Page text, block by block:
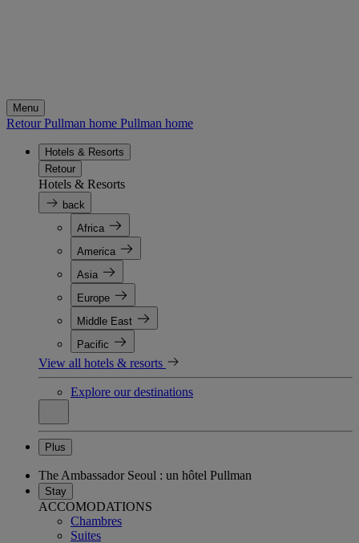
Menu
Retour Pullman home Pullman home
Hotels & Resorts
Retour
Hotels & Resorts
back
Africa
America
Asia
Europe
Middle East
Pacific
View all hotels & resorts
Explore our destinations
Plus
The Ambassador Seoul : un hôtel Pullman
Stay
ACCOMODATIONS
Chambres
Suites